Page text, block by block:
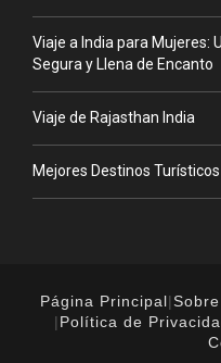
Viaje a India para Mujeres:
Segura y Llena de Encanto
Viaje de Rajasthan India
Mejores Destinos
Página Principal|
| Política de